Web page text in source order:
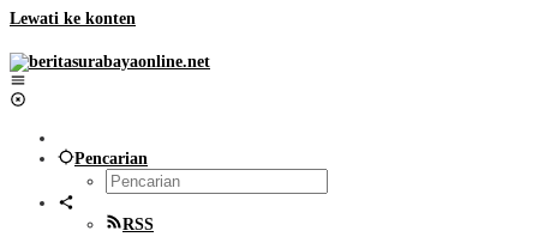
Lewati ke konten
Pencarian
RSS